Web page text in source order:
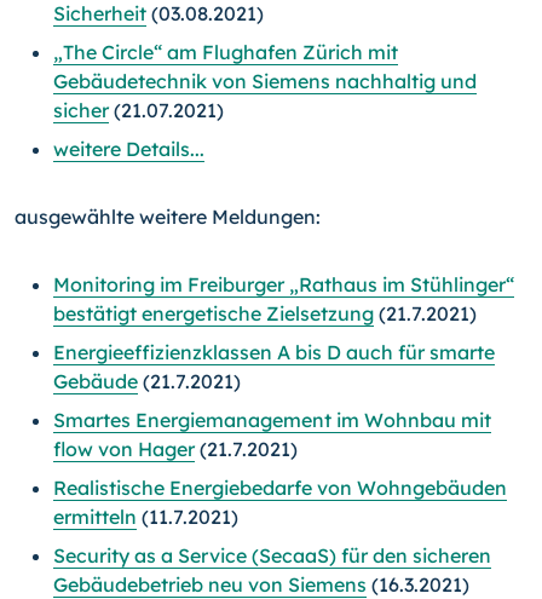
Sicherheit (03.08.2021)
„The Circle“ am Flughafen Zürich mit
Gebäudetechnik von Siemens nachhaltig und
sicher(21.07.2021)
weitere Details...
ausgewählte weitere Meldungen:
Monitoring im Freiburger „Rathaus im Stühlinger“
bestätigt energetische Zielsetzung (21.7.2021)
Energieeffizienzklassen A bis D auch für smarte
Gebäude (21.7.2021)
Smartes Energiemanagement im Wohnbau mit
flow von Hager(21.7.2021)
Realistische Energiebedarfe von Wohngebäuden
ermitteln (11.7.2021)
Security as a Service (SecaaS) für den sicheren
Gebäudebetrieb neu von Siemens (16.3.2021)